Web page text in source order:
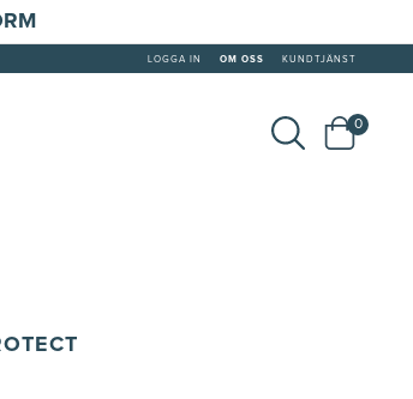
LOGGA IN OM OSS KUNDTJÄNST
0